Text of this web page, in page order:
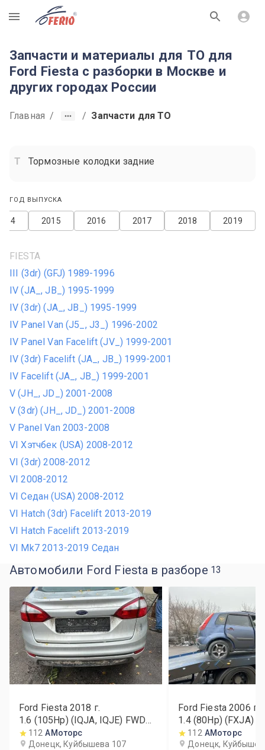
R
Запчасти и материалы для ТО для
Ford Fiesta с разборки в Москве и
других городах России
Главная / / Запчасти для ТО
Тормозные колодки задние
ГОД ВЫПУСКА
2019
2018
2017
2016
2015
FIESTA
III (3dr) (GFJ) 1989-1996
IV (JA_, JB_) 1995-1999
IV (3dr) (JA_, JB_) 1995-1999
IV Panel Van (J5_, J3_) 1996-2002
IV Panel Van Facelift (JV_) 1999-2001
IV (3dr) Facelift (JA_, JB_) 1999-2001
IV Facelift (JA_, JB_) 1999-2001
V (JH_, JD_) 2001-2008
V (3dr) (JH_, JD_) 2001-2008
V Panel Van 2003-2008
VI Хэтчбек (USA) 2008-2012
VI (3dr) 2008-2012
VI 2008-2012
VI Седан (USA) 2008-2012
VI Hatch (3dr) Facelift 2013-2019
VI Hatch Facelift 2013-2019
VI Mk7 2013-2019 Седан
Автомобили Ford Fiesta в разборе 13
Ford Fiesta 2018 г.
1.6 (105Hp) (IQJA, IQJE) FWD
MT112 АМоторс
Донецк, Куйбышева 107
Ford Fiesta 2006 г.
1.4 (80Hp) (FXJA)
112 АМоторс
Донецк,